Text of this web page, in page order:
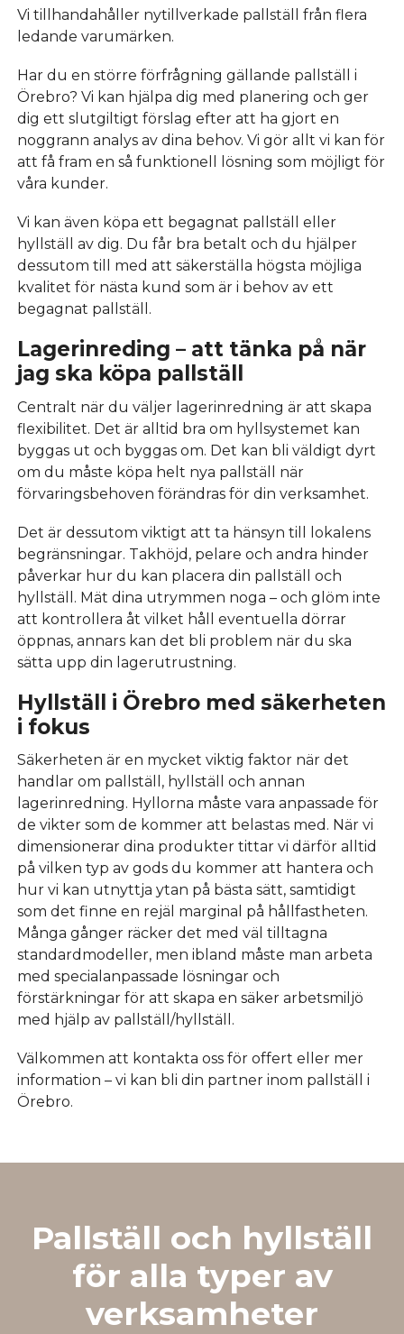
Vi tillhandahåller nytillverkade pallställ från flera
ledande varumärken.
Har du en större förfrågning gällande pallställ i
Örebro? Vi kan hjälpa dig med planering och ger
dig ett slutgiltigt förslag efter att ha gjort en
noggrann analys av dina behov. Vi gör allt vi kan för
att få fram en så funktionell lösning som möjligt för
våra kunder.
Vi kan även köpa ett begagnat pallställ eller
hyllställ av dig. Du får bra betalt och du hjälper
dessutom till med att säkerställa högsta möjliga
kvalitet för nästa kund som är i behov av ett
begagnat pallställ.
Lagerinreding – att tänka på när
jag ska köpa pallställ
Centralt när du väljer lagerinredning är att skapa
flexibilitet. Det är alltid bra om hyllsystemet kan
byggas ut och byggas om. Det kan bli väldigt dyrt
om du måste köpa helt nya pallställ när
förvaringsbehoven förändras för din verksamhet.
Det är dessutom viktigt att ta hänsyn till lokalens
begränsningar. Takhöjd, pelare och andra hinder
påverkar hur du kan placera din pallställ och
hyllställ. Mät dina utrymmen noga – och glöm inte
att kontrollera åt vilket håll eventuella dörrar
öppnas, annars kan det bli problem när du ska
sätta upp din lagerutrustning.
Hyllställ i Örebro med säkerheten
i fokus
Säkerheten är en mycket viktig faktor när det
handlar om pallställ, hyllställ och annan
lagerinredning. Hyllorna måste vara anpassade för
de vikter som de kommer att belastas med. När vi
dimensionerar dina produkter tittar vi därför alltid
på vilken typ av gods du kommer att hantera och
hur vi kan utnyttja ytan på bästa sätt, samtidigt
som det finne en rejäl marginal på hållfastheten.
Många gånger räcker det med väl tilltagna
standardmodeller, men ibland måste man arbeta
med specialanpassade lösningar och
förstärkningar för att skapa en säker arbetsmiljö
med hjälp av pallställ/hyllställ.
Välkommen att kontakta oss för offert eller mer
information – vi kan bli din partner inom pallställ i
Örebro.
Pallställ och hyllställ
för alla typer av
verksamheter